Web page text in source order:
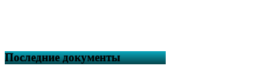
Последние документы